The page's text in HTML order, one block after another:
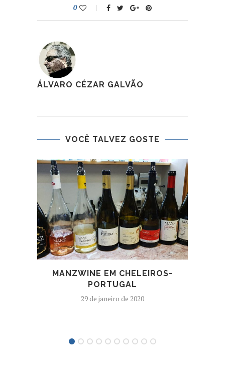
0
ÁLVARO CÉZAR GALVÃO
VOCÊ TALVEZ GOSTE
MANZWINE EM CHELEIROS-
PORTUGAL
29 de janeiro de 2020